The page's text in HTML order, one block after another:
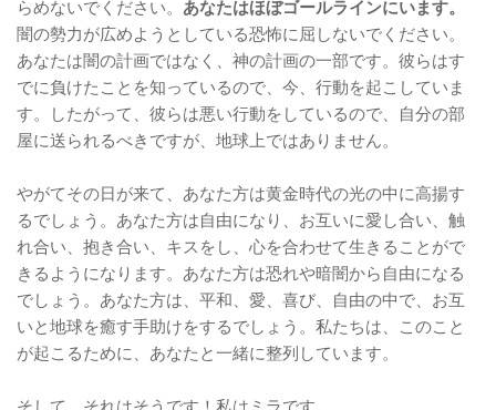
らめないでください。 あなたはほぼゴールラインにいます。
闇の勢力が広めようとしている恐怖に屈しないでください。
あなたは闇の計画ではなく、神の計画の一部です。彼らはす
でに負けたことを知っているので、今、行動を起こしていま
す。したがって、彼らは悪い行動をしているので、自分の部
屋に送られるべきですが、地球上ではありません。
やがてその日が来て、あなた方は黄金時代の光の中に高揚す
るでしょう。あなた方は自由になり、お互いに愛し合い、触
れ合い、抱き合い、キスをし、心を合わせて生きることがで
きるようになります。あなた方は恐れや暗闇から自由になる
でしょう。あなた方は、平和、愛、喜び、自由の中で、お互
いと地球を癒す手助けをするでしょう。私たちは、このこと
が起こるために、あなたと一緒に整列しています。